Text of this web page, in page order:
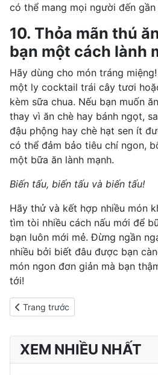
có thể mang mọi người đến gần
10. Thỏa mãn thú
bạn một cách lành
Hãy dùng cho món tráng
một ly cocktail trái cây tươi
kèm sữa chua. Nếu bạn muốn
thay vì ăn chè hay bánh ngọt,
đậu phộng hay chè hạt sen ít
có thể đảm bảo tiêu chí ngon,
một bữa ăn lành mạnh.
Biến tấu, biến tấu và biến tấu!
Hãy thử và kết hợp nhiều món
tìm tòi nhiều cách nấu mới để
bạn luôn mới mẻ. Đừng ngần
nhiều bởi biết đâu được bạn
món ngon đơn giản mà bạn
tới!
Previous article: 10 loại thực phẩm
Trang trước
XEM NHIỀU NHẤT